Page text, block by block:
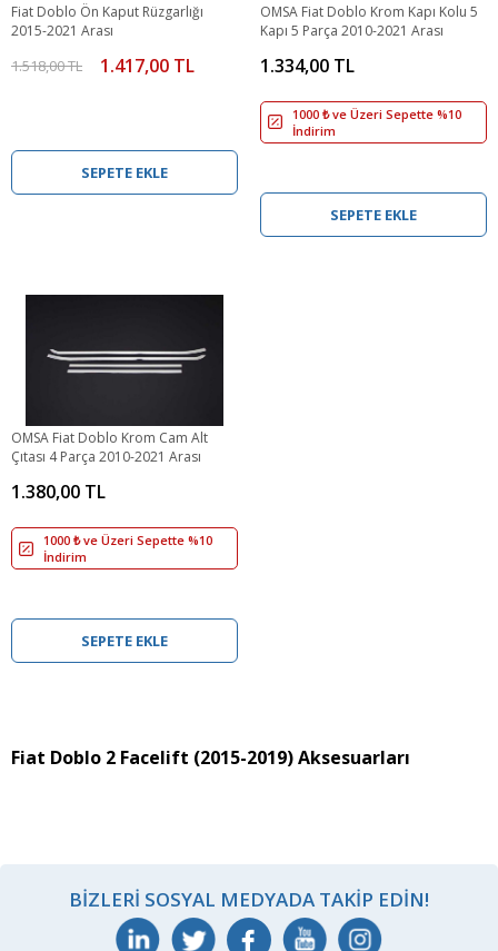
Fiat Doblo Ön Kaput Rüzgarlığı
2015-2021 Arası
1.518,00 TL 1.417,00 TL
SEPETE EKLE
OMSA Fiat Doblo Krom Kapı Kolu 5
Kapı 5 Parça 2010-2021 Arası
1.334,00 TL
1000 ₺ ve Üzeri Sepette %10
İndirim
SEPETE EKLE
OMSA Fiat Doblo Krom Cam Alt
Çıtası 4 Parça 2010-2021 Arası
1.380,00 TL
1000 ₺ ve Üzeri Sepette %10
İndirim
SEPETE EKLE
Fiat Doblo 2 Facelift (2015-2019) Aksesuarları
BIZLERI SOSYAL MEDYADA TAKIP EDIN!